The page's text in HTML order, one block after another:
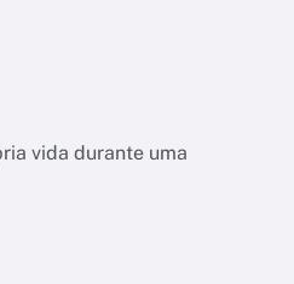
vida durante uma